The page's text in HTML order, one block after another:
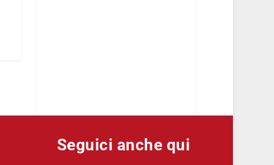
Seguici anche qui